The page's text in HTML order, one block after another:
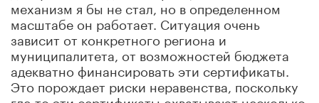
механизм я бы не стал, но в определенном
масштабе он работает. Ситуация очень
зависит от конкретного региона и
муниципалитета, от возможностей бюджета
адекватно финансировать эти сертификаты.
Это порождает риски неравенства, поскольку